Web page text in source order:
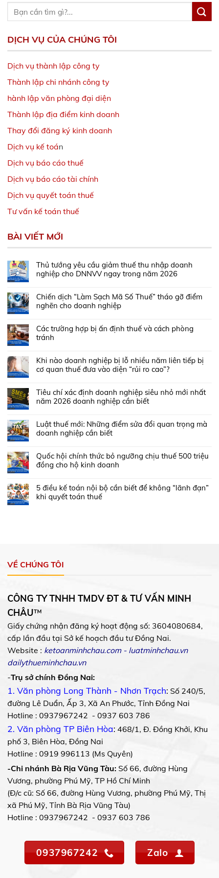
DỊCH VỤ CỦA CHÚNG TÔI
Dịch vụ thành lập công ty
Thành lập chi nhánh công ty
hành lập văn phòng đại diện
Thành lập địa điểm kinh doanh
Thay đổi đăng ký kinh doanh
Dịch vụ kế toán
Dịch vụ báo cáo thuế
Dịch vụ báo cáo tài chính
Dịch vụ quyết toán thuế
Tư vấn kế toán thuế
BÀI VIẾT MỚI
Thủ tướng yêu cầu giảm thuế thu nhập doanh
nghiệp cho DNNVV ngay trong năm 2026
Chiến dịch “Làm Sạch Mã Số Thuế” tháo gỡ điểm
nghẽn cho doanh nghiệp
Các trường hợp bị ấn định thuế và cách phòng
tránh
Khi nào doanh nghiệp bị lỗ nhiều năm liên tiếp bị
cơ quan thuế đưa vào diện “rủi ro cao”?
Tiêu chí xác định doanh nghiệp siêu nhỏ mới nhất
năm 2026 doanh nghiệp cần biết
Luật thuế mới: Những điểm sửa đổi quan trọng mà
doanh nghiệp cần biết
Quốc hội chính thức bỏ ngưỡng chịu thuế 500 triệu
đồng cho hộ kinh doanh
5 điều kế toán nội bộ cần biết để không “lãnh đạn”
khi quyết toán thuế
VỀ CHÚNG TÔI
CÔNG TY TNHH TMDV ĐT & TƯ VẤN MINH
CHÂU™
Giấy chứng nhận đăng ký hoạt động số: 3604080684,
cấp lần đầu tại Sở kế hoạch đầu tư Đồng Nai.
Website : ketoanminhchau.com- luatminhchau.vn
dailythueminhchau.vn
-Trụ sở chính Đồng Nai:
1. Văn phòng Long Thành - Nhơn Trạch: Số 240/5,
đường Lê Duẩn, Ấp 3, Xã An Phước, Tỉnh Đồng Nai
Hotline : 0937967242 - 0937 603 786
2. Văn phòng TP Biên Hòa: 468/1, Đ. Đồng Khởi, Khu
phố 3, Biên Hòa, Đồng Nai
Hotline : 0919 996113 (Ms Quyên)
-Chi nhánh Bà Rịa Vũng Tàu: Số 66, đường Hùng
Vương, phường Phú Mỹ, TP Hồ Chí Minh
(Đ/c cũ: Số 66, đường Hùng Vương, phường Phú Mỹ, Thị
xã Phú Mỹ, Tỉnh Bà Rịa Vũng Tàu)
Hotline : 0937967242 - 0937 603 786
0937967242 Zalo